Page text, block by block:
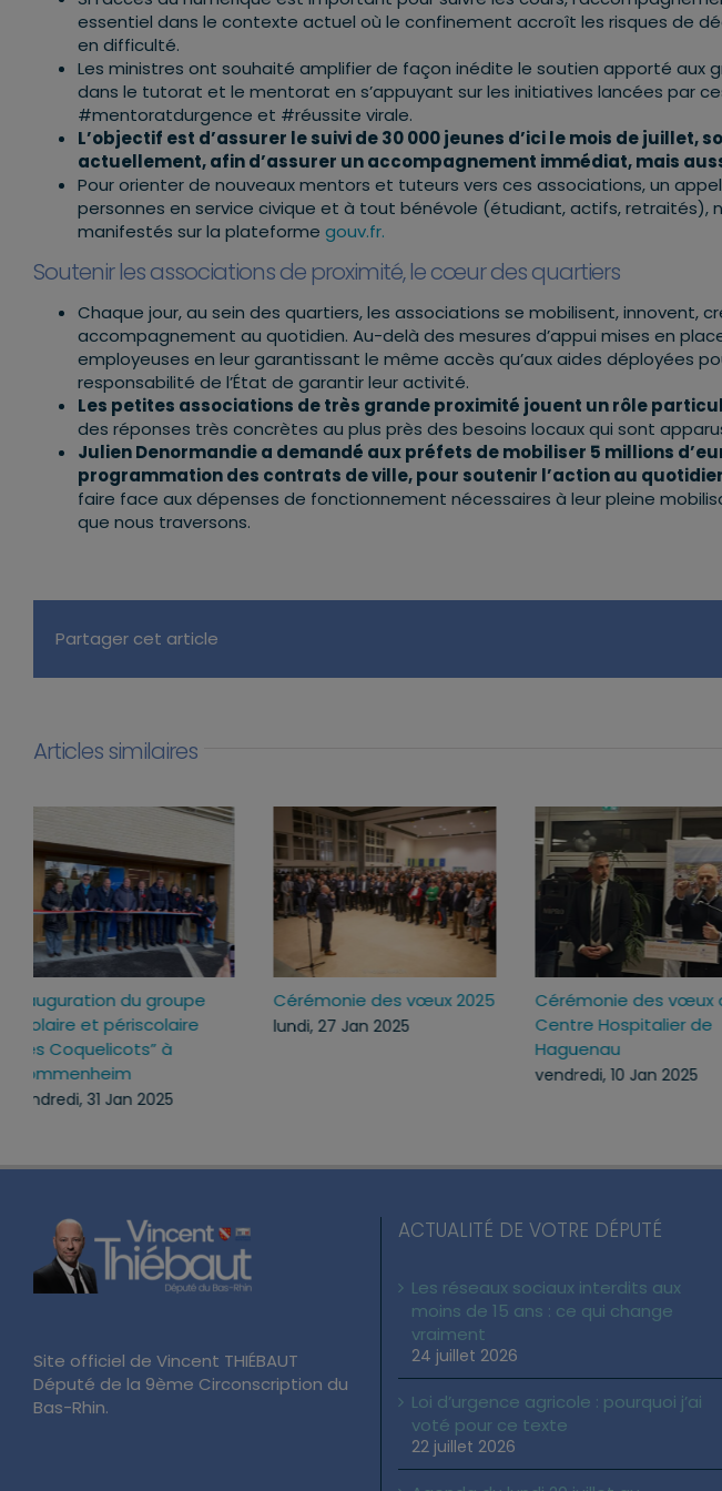
essentiel dans le contexte actuel où le confinement accroît les risques de
en difficulté.
Les ministres ont souhaité amplifier de façon inédite le soutien apporté aux
dans le tutorat et le mentorat en s’appuyant sur les initiatives lancées par
#mentoratdurgence et #réussite virale.
L’objectif est d’assurer le suivi de 30 000 jeunes d’ici le mois de juillet,
actuellement, afin d’assurer un accompagnement immédiat, mais
Pour orienter de nouveaux mentors et tuteurs vers ces associations, un
personnes en service civique et à tout bénévole (étudiant, actifs, retraités),
manifestés sur la plateforme gouv.fr.
Soutenir les associations de proximité, le cœur des quartiers
Chaque jour, au sein des quartiers, les associations se mobilisent, innovent,
accompagnement au quotidien. Au-delà des mesures d’appui mises en
employeuses en leur garantissant le même accès qu’aux aides déployées
responsabilité de l’État de garantir leur activité.
Les petites associations de très grande proximité jouent un rôle
des réponses très concrètes au plus près des besoins locaux qui sont
Julien Denormandie a demandé aux préfets de mobiliser 5 millions
programmation des contrats de ville, pour soutenir l’action au
faire face aux dépenses de fonctionnement nécessaires à leur pleine
que nous traversons.
Partager cet article
Articles similaires
Inauguration du groupe
scolaire et périscolaire
“Les Coquelicots” à
Mommenheim
vendredi, 31 Jan 2025
Cérémonie des vœux 2025
lundi, 27 Jan 2025
Cérémonie des
Centre Hospitalier de
Haguenau
vendredi, 10 Jan 2025
Site officiel de Vincent THIÉBAUT
Député de la 9ème Circonscription du
Bas-Rhin.
ACTUALITÉ DE VOTRE DÉPUTÉ
Les réseaux sociaux interdits aux
moins de 15 ans : ce qui change
vraiment
24 juillet 2026
Loi d’urgence agricole : pourquoi j’ai
voté pour ce texte
22 juillet 2026